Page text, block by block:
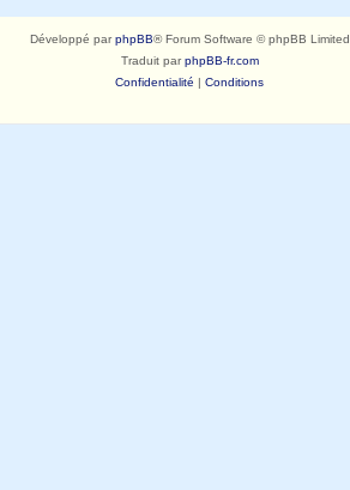
Développé parphpBB® Forum Software © phpBB Limited
Traduit parphpBB-fr.com
Confidentialité | Conditions